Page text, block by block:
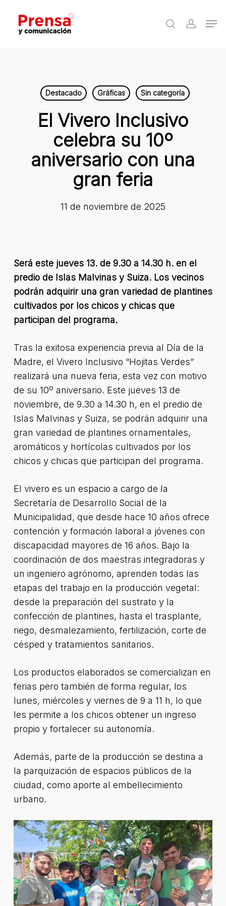
main
search
Destacado Gráficas Sin categoría
El Vivero Inclusivo
celebra su 10º
aniversario con una
gran feria
11 de noviembre de 2025
Será este jueves 13. de 9.30 a 14.30 h. en el
predio de Islas Malvinas y Suiza. Los vecinos
podrán adquirir una gran variedad de plantines
cultivados por los chicos y chicas que
participan del programa.
Tras la exitosa experiencia previa al Día de la
Madre, el Vivero Inclusivo “Hojitas Verdes”
realizará una nueva feria, esta vez con motivo
de su 10º aniversario. Este jueves 13 de
noviembre, de 9.30 a 14.30 h, en el predio de
Islas Malvinas y Suiza, se podrán adquirir una
gran variedad de plantines ornamentales,
aromáticos y hortícolas cultivados por los
chicos y chicas que participan del programa.
El vivero es un espacio a cargo de la
Secretaría de Desarrollo Social de la
Municipalidad, que desde hace 10 años ofrece
contención y formación laboral a jóvenes con
discapacidad mayores de 16 años. Bajo la
coordinación de dos maestras integradoras y
un ingeniero agrónomo, aprenden todas las
etapas del trabajo en la producción vegetal:
desde la preparación del sustrato y la
confección de plantines, hasta el trasplante,
riego, desmalezamiento, fertilización, corte de
césped y tratamientos sanitarios.
Los productos elaborados se comercializan en
ferias pero también de forma regular, los
lunes, miércoles y viernes de 9 a 11 h, lo que
les permite a los chicos obtener un ingreso
propio y fortalecer su autonomía.
Además, parte de la producción se destina a
la parquización de espacios públicos de la
ciudad, como aporte al embellecimiento
urbano.